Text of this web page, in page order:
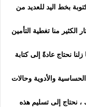
بخط اليد للعديد من
الكثير منا تغطية التأمين
نحتاج عادةً إلى كتابة
والأدوية وحالات
نحتاج إلى تسليم هذه